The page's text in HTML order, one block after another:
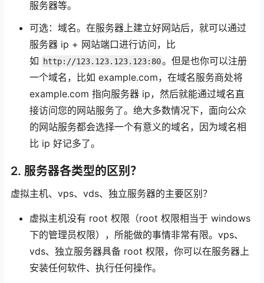
服务器等。
可选：域名。在服务器上建立好网站后，就可以通过
服务器 ip + 网站端口进行访问，比
如
http://123.123.123.123:80。但是也你可以注册
一个域名，比如 example.com，在域名服务商处将
example.com 指向服务器 ip，然后就能通过域名直
接访问您的网站服务了。绝大多数情况下，面向公众
的网站服务都会选择一个有意义的域名，因为域名相
比 ip 好记多了。
2. 服务器各类型的区别？
虚拟主机、vps、vds、独立服务器的主要区别？
虚拟主机没有 root 权限（root 权限相当于 windows
下的管理员权限），所能做的事情非常有限。vps、
vds、独立服务器具备 root 权限，你可以在服务器上
安装任何软件、执行任何操作。